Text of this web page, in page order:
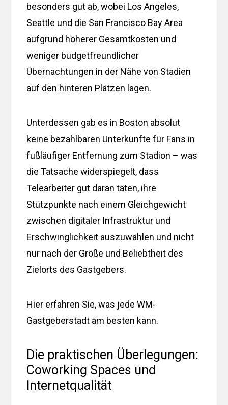
besonders gut ab, wobei Los Angeles,
Seattle und die San Francisco Bay Area
aufgrund höherer Gesamtkosten und
weniger budgetfreundlicher
Übernachtungen in der Nähe von Stadien
auf den hinteren Plätzen lagen.
Unterdessen gab es in Boston absolut
keine bezahlbaren Unterkünfte für Fans in
fußläufiger Entfernung zum Stadion – was
die Tatsache widerspiegelt, dass
Telearbeiter gut daran täten, ihre
Stützpunkte nach einem Gleichgewicht
zwischen digitaler Infrastruktur und
Erschwinglichkeit auszuwählen und nicht
nur nach der Größe und Beliebtheit des
Zielorts des Gastgebers.
Hier erfahren Sie, was jede WM-
Gastgeberstadt am besten kann.
Die praktischen Überlegungen:
Coworking Spaces und
Internetqualität